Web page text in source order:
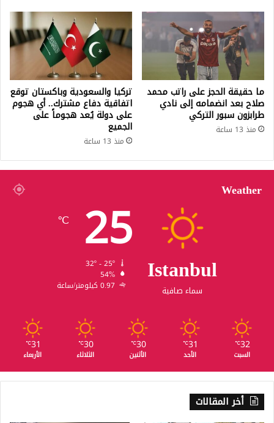
ما حقيقة الحجز على راتب محمد
صلاح بعد انضمامه إلى نادي
طرابزون سبور التركي
منذ 13 ساعة
تركيا والسعودية وباكستان توقع
اتفاقية دفاع مشترك.. أي هجوم
على دولة يُعد هجوماً على
الجميع
منذ 13 ساعة
Weather
Istanbul
سماء صافية
25
℃
54%
0.97 كيلومتر/ساعة
32
℃
السبت
31
℃
الأحد
30
℃
الأثنين
30
℃
الثلاثاء
31
℃
الأربعاء
أخر المقالات